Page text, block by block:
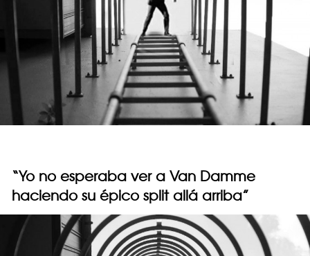
“Yo no esperaba ver a Van Damme
haciendo su épico split allá arriba”